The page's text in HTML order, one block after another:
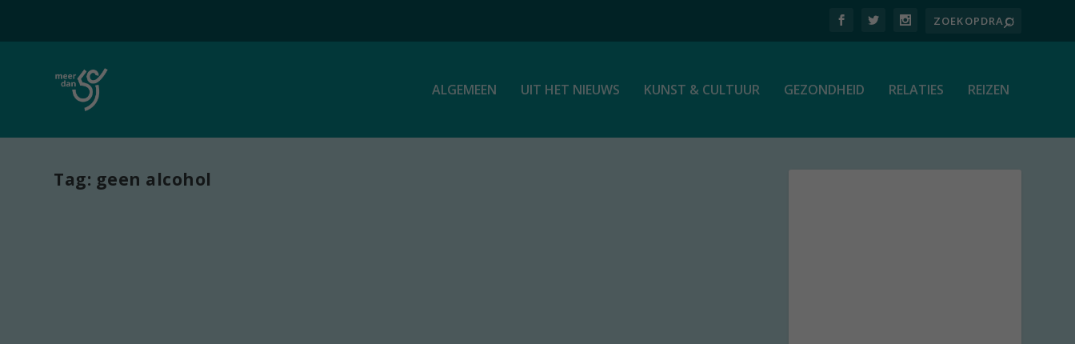
ALGEMEEN UIT HET NIEUWS KUNST & CULTUUR GEZONDHEID RELATIES REIZEN
Tag: geen alcohol